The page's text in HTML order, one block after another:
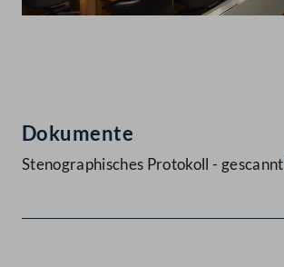
Dokumente
Stenographisches Protokoll - gescannt